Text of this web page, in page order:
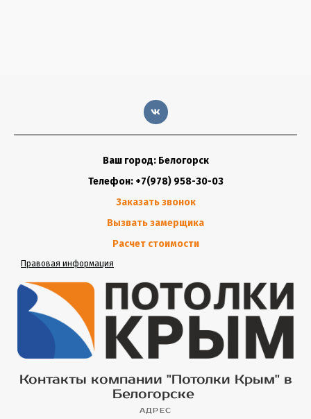
Ваш город: Белогорск
Телефон: +7(978) 958-30-03
Заказать звонок
Вызвать замерщика
Расчет стоимости
Правовая информация
Контакты компании "Потолки Крым" в
Белогорске
АДРЕС